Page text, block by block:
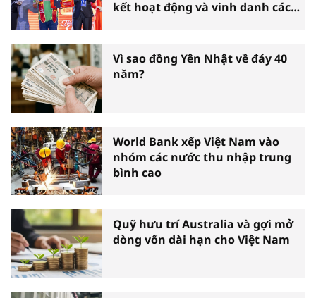
kết hoạt động và vinh danh các
Vì sao đồng Yên Nhật về đáy 40
năm?
World Bank xếp Việt Nam vào
nhóm các nước thu nhập trung
bình cao
Quỹ hưu trí Australia và gợi mở
dòng vốn dài hạn cho Việt Nam